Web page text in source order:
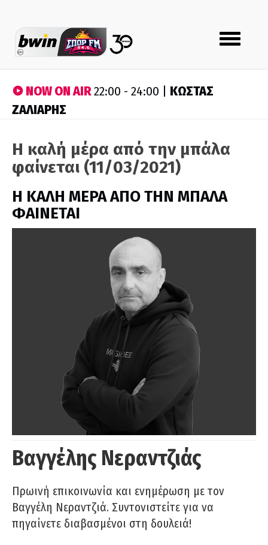
Toggle
navigation
NOW ON AIR22:00 - 24:00 | ΚΩΣΤΑΣ
ΖΑΛΙΑΡΗΣ
Η καλή μέρα από την μπάλα
φαίνεται (11/03/2021)
H ΚΑΛΗ ΜΕΡΑ ΑΠΟ ΤΗΝ ΜΠΑΛΑ
ΦΑΙΝΕΤΑΙ
Βαγγέλης Νεραντζιάς
Πρωινή επικοινωνία και ενημέρωση με τον
Βαγγέλη Νεραντζιά. Συντονιστείτε για να
πηγαίνετε διαβασμένοι στη δουλειά!